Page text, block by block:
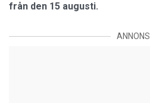
från den 15 augusti.
ANNONS